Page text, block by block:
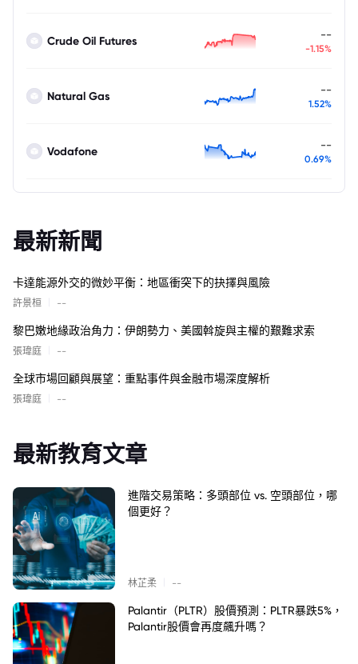
Crude Oil Futures --
-1.15%
Natural Gas --
1.52%
Vodafone --
0.69%
最新新聞
卡達能源外交的微妙平衡：地區衝突下的抉擇與風險
許景桓 --
黎巴嫩地緣政治角力：伊朗勢力、美國斡旋與主權的艱難求索
張瑋庭 --
全球市場回顧與展望：重點事件與金融市場深度解析
張瑋庭 --
最新教育文章
進階交易策略：多頭部位 vs. 空頭部位，哪
個更好？
林芷柔 --
Palantir（PLTR）股價預測：PLTR暴跌5%，
Palantir股價會再度飆升嗎？